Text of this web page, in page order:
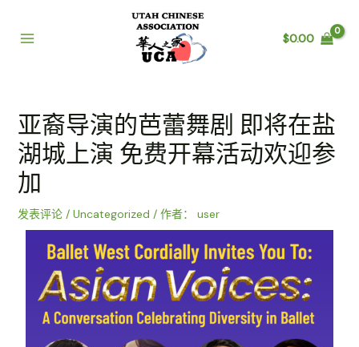
$0.00
亚裔导演的芭蕾舞剧 即将在盐
湖城上演 免费开幕活动欢迎参
加
发表评论 / Uncategorized / 作者： user